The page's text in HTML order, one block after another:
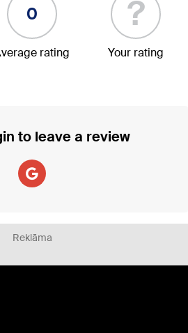
0
rating
?
Your rating
to leave a review
Reklāma